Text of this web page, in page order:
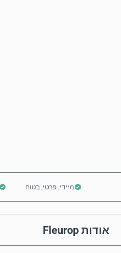
מיידי, פרטי, בטוח
אודות Fleurop